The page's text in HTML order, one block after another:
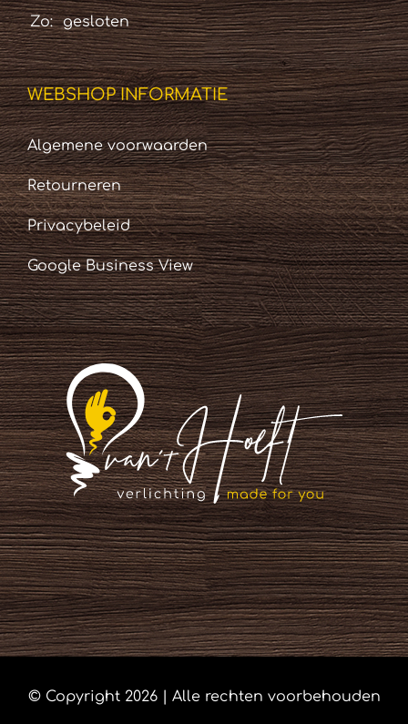
Zo:
gesloten
WEBSHOP INFORMATIE
Algemene voorwaarden
Retourneren
Privacybeleid
Google Business View
© Copyright 2026 | Alle rechten voorbehouden